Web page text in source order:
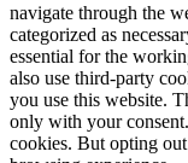
navigate through the
categorized as
essential for the
also use third-party
you use this website.
only with your
cookies. But opting